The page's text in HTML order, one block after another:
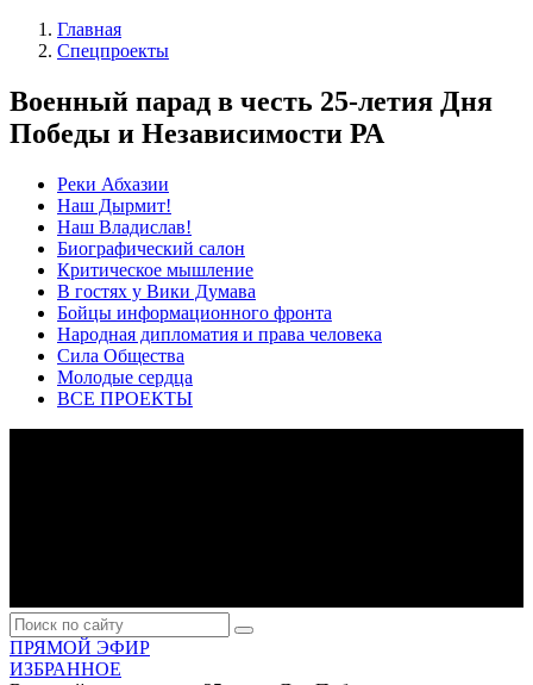
Главная
Спецпроекты
Военный парад в честь 25-летия Дня
Победы и Независимости РА
Реки Абхазии
Наш Дырмит!
Наш Владислав!
Биографический салон
Критическое мышление
В гостях у Вики Думава
Бойцы информационного фронта
Народная дипломатия и права человека
Сила Общества
Молодые сердца
ВСЕ ПРОЕКТЫ
ПРЯМОЙ ЭФИР
ИЗБРАННОЕ